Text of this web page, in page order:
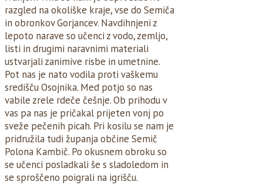
razgled na okoliške kraje, vse do Semiča
in obronkov Gorjancev. Navdihnjeni z
lepoto narave so učenci z vodo, zemljo,
listi in drugimi naravnimi materiali
ustvarjali zanimive risbe in umetnine.
Pot nas je nato vodila proti vaškemu
središču Osojnika. Med potjo so nas
vabile zrele rdeče češnje. Ob prihodu v
vas pa nas je pričakal prijeten vonj po
sveže pečenih picah. Pri kosilu se nam je
pridružila tudi županja občine Semič
Polona Kambič. Po okusnem obroku so
se učenci posladkali še s sladoledom in
se sproščeno poigrali na igrišču.